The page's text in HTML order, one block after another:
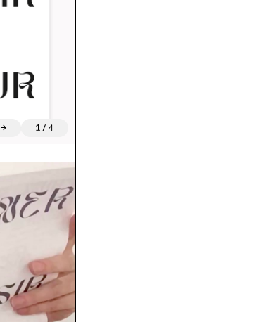
→ 1 /4